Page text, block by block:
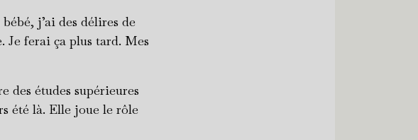
j’ai des délires de
Je ferai ça plus tard. Mes
des études supérieures
été là. Elle joue le rôle